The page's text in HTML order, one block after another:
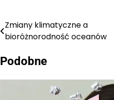
Nawigacja
Zmiany klimatyczne a
bioróżnorodność oceanów
Podobne